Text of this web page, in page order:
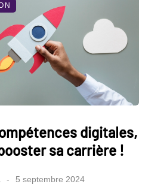
digitales,
sa carrière !
5 septembre 2024